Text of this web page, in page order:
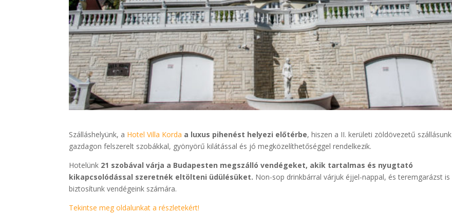
Szálláshelyünk, a Hotel Villa Korda a luxus pihenést helyezi előtérbe, hiszen a II. kerületi zöldövezetű szállásunk
gazdagon felszerelt szobákkal, gyönyörű kilátással és jó megközelíthetőséggel rendelkezik.
Hotelünk 21 szobával várja a Budapesten megszálló vendégeket, akik tartalmas és nyugtató
kikapcsolódással szeretnék eltölteni üdülésüket. Non-sop drinkbárral várjuk éjjel-nappal, és teremgarázst is
biztosítunk vendégeink számára.
Tekintse meg oldalunkat a részletekért!